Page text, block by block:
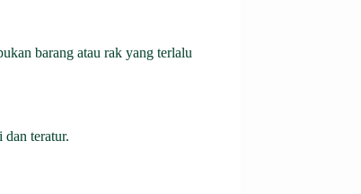
barang atau rak yang terlalu
teratur.